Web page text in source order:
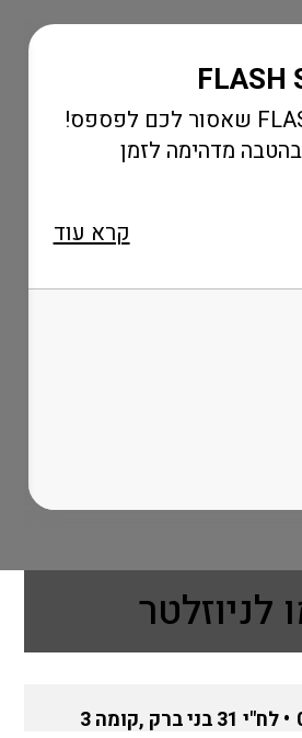
הומני FLASH SALE שאסור לכם לפספס!
סדנת OUTFIT בהטבה מדהימה לזמן
קרא עוד
לניוזלטר
• לח"י 31 בני ברק ,קומה 3